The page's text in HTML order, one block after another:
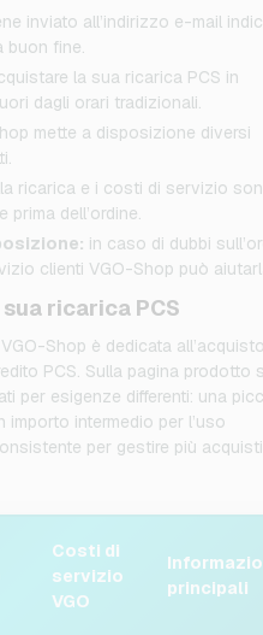
inviato all’indirizzo e-mail
buon fine.
la sua ricarica PCS in
dagli orari tradizionali.
mette a disposizione diversi
ricarica e i costi di servizio
prima dell’ordine.
in caso di dubbi
clienti VGO-Shop può
ricarica PCS
Shop è dedicata
PCS. Sulla pagina prodotto
per esigenze differenti: una
importo intermedio per l’uso
per gestire più
Costi di
servizio
VGO
principali